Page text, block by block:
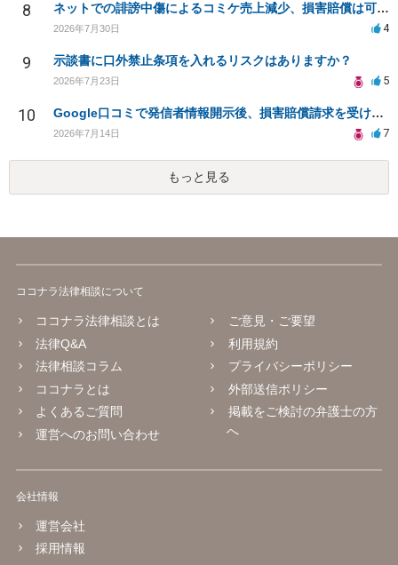
8 ネットでの誹謗中傷によるコミケ売上減少、損害賠償は可能か？
2026年7月30日 4
9 示談書に口外禁止条項を入れるリスクはありますか？
2026年7月23日 5
10 Google口コミで発信者情報開示後、損害賠償請求を受けています。示談について相談です。
2026年7月14日 7
もっと見る
ココナラ法律相談について
ココナラ法律相談とは
法律Q&A
法律相談コラム
ココナラとは
よくあるご質問
運営へのお問い合わせ
ご意見・ご要望
利用規約
プライバシーポリシー
外部送信ポリシー
掲載をご検討の弁護士の方
へ
会社情報
運営会社
採用情報